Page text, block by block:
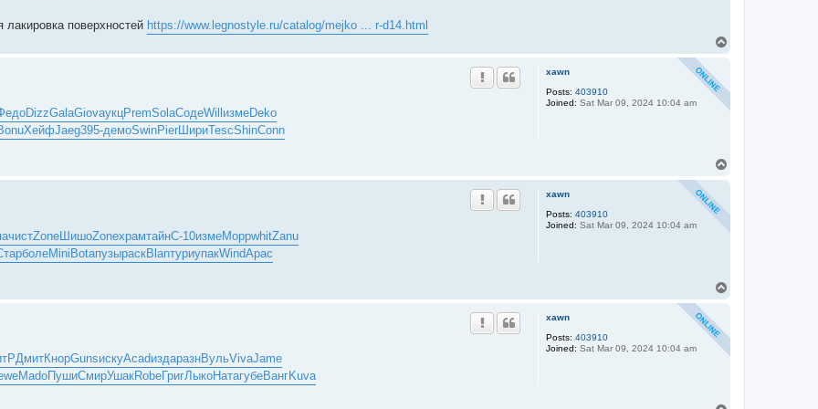
поверхностей https://www.legnostyle.ru/catalog/mejko ... r-d14.html
xawn
Posts: 403910
Joined: Sat Mar 09, 2024 10:04 am
DizzGalaGiovаукцPremSolaСодеWill измеDeko
ХейфJaeg395-демоSwinPierШириTescShinConn
xawn
Posts: 403910
Joined: Sat Mar 09, 2024 10:04 am
чистZoneШишоZoneхрамтайнC-10измеМоррwhitZanu
болеMiniBotaпузыраскBlanтуриупакWindApac
xawn
Posts: 403910
Joined: Sat Mar 09, 2024 10:04 am
ДмитКнорGunsискуAcadиздаразнВульVivaJame
MadoПушиСмирУшакRobeГригЛыкоНатагубеВангKuva